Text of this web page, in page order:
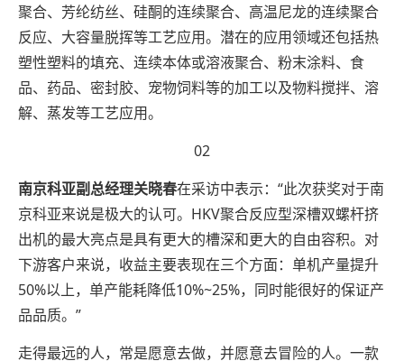
聚合、芳纶纺丝、硅酮的连续聚合、高温尼龙的连续聚合
反应、大容量脱挥等工艺应用。潜在的应用领域还包括热
塑性塑料的填充、连续本体或溶液聚合、粉末涂料、食
品、药品、密封胶、宠物饲料等的加工以及物料搅拌、溶
解、蒸发等工艺应用。
02
南京科亚副总经理关晓春在采访中表示：“此次获奖对于南
京科亚来说是极大的认可。HKV聚合反应型深槽双螺杆挤
出机的最大亮点是具有更大的槽深和更大的自由容积。对
下游客户来说，收益主要表现在三个方面：单机产量提升
50%以上，单产能耗降低10%~25%，同时能很好的保证产
品品质。”
走得最远的人，常是愿意去做，并愿意去冒险的人。一款